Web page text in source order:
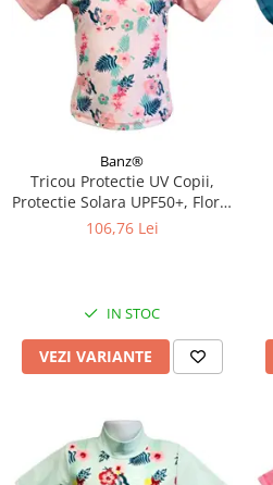
Banz®
Tricou Protectie UV Copii,
Protectie Solara UPF50+, Floral
Pink, Diverse marimi
106,76 Lei
IN STOC
VEZI VARIANTE